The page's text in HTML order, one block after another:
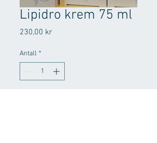
Lipidro krem 75 ml
230,00 krPris
Antall *